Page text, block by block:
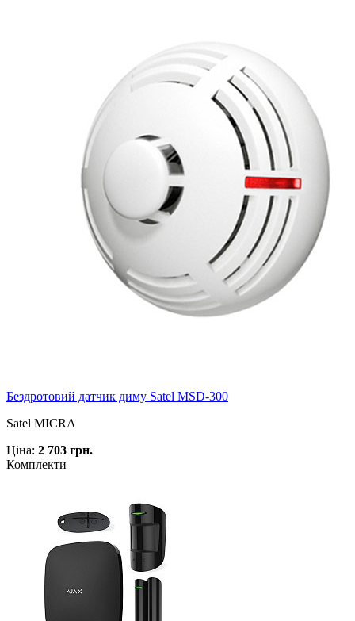
Бездротовий датчик диму Satel MSD-300
Satel MICRA
Ціна: 2 703 грн.
Комплекти